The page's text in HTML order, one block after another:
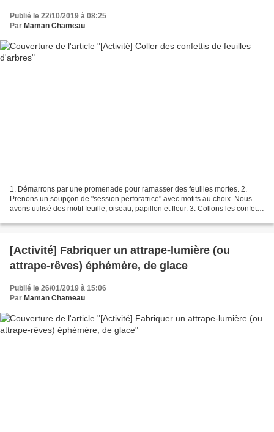
Publié le 22/10/2019 à 08:25
Par Maman Chameau
1. Démarrons par une promenade pour ramasser des feuilles mortes. 2.
Prenons un soupçon de "session perforatrice" avec motifs au choix. Nous
avons utilisé des motif feuille, oiseau, papillon et fleur. 3. Collons les confettis
[Activité] Fabriquer un attrape-lumière (ou
attrape-rêves) éphémère, de glace
Publié le 26/01/2019 à 15:06
Par Maman Chameau